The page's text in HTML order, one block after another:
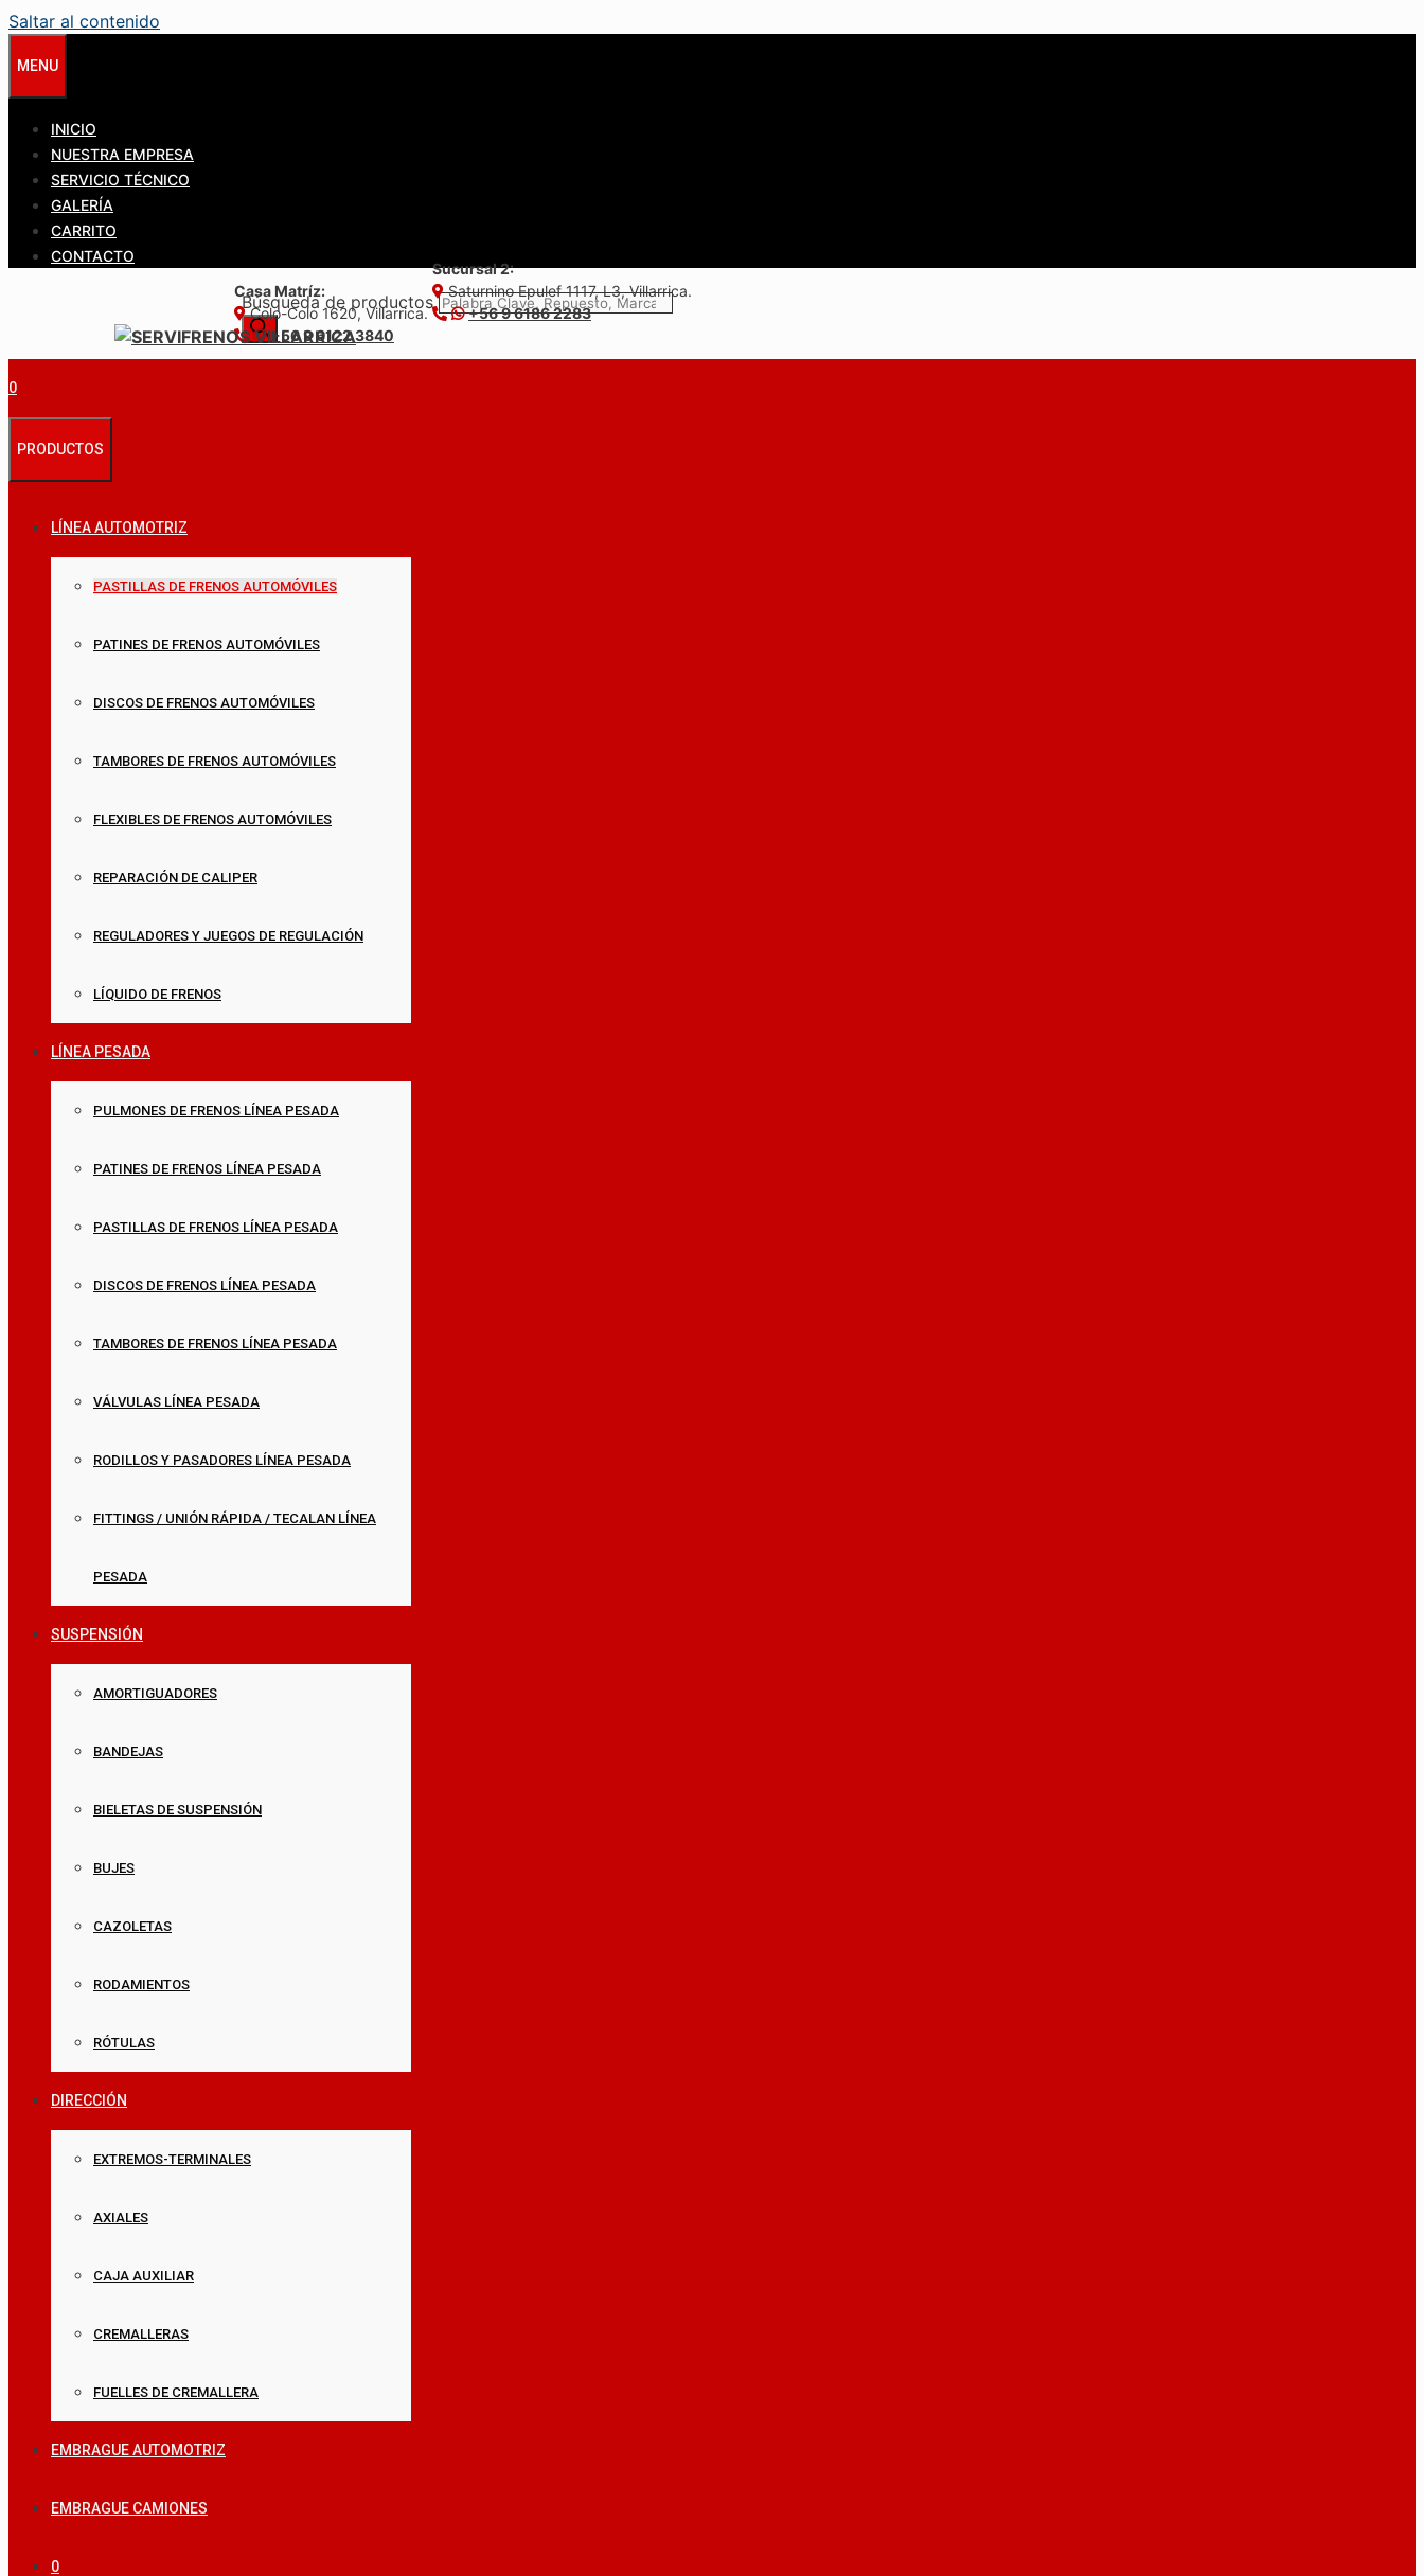
Saltar al contenido
MENU
INICIO
NUESTRA EMPRESA
SERVICIO TÉCNICO
GALERÍA
CARRITO
CONTACTO
Búsqueda de productos
Casa Matríz:
Colo-Colo 1620, Villarrica.
+56 9 6122 3840
Sucursal 2:
Saturnino Epulef 1117, L3, Villarrica.
+56 9 6186 2283
0
PRODUCTOS
LÍNEA AUTOMOTRIZ
PASTILLAS DE FRENOS AUTOMÓVILES
PATINES DE FRENOS AUTOMÓVILES
DISCOS DE FRENOS AUTOMÓVILES
TAMBORES DE FRENOS AUTOMÓVILES
FLEXIBLES DE FRENOS AUTOMÓVILES
REPARACIÓN DE CALIPER
REGULADORES Y JUEGOS DE REGULACIÓN
LÍQUIDO DE FRENOS
LÍNEA PESADA
PULMONES DE FRENOS LÍNEA PESADA
PATINES DE FRENOS LÍNEA PESADA
PASTILLAS DE FRENOS LÍNEA PESADA
DISCOS DE FRENOS LÍNEA PESADA
TAMBORES DE FRENOS LÍNEA PESADA
VÁLVULAS LÍNEA PESADA
RODILLOS Y PASADORES LÍNEA PESADA
FITTINGS / UNIÓN RÁPIDA / TECALAN LÍNEA
PESADA
SUSPENSIÓN
AMORTIGUADORES
BANDEJAS
BIELETAS DE SUSPENSIÓN
BUJES
CAZOLETAS
RODAMIENTOS
RÓTULAS
DIRECCIÓN
EXTREMOS-TERMINALES
AXIALES
CAJA AUXILIAR
CREMALLERAS
FUELLES DE CREMALLERA
EMBRAGUE AUTOMOTRIZ
EMBRAGUE CAMIONES
0